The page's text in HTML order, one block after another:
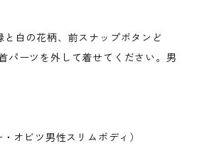
と白の花柄、前スナップボタンど
パーツを外して着せてください。男
オビツ男性スリムボディ）